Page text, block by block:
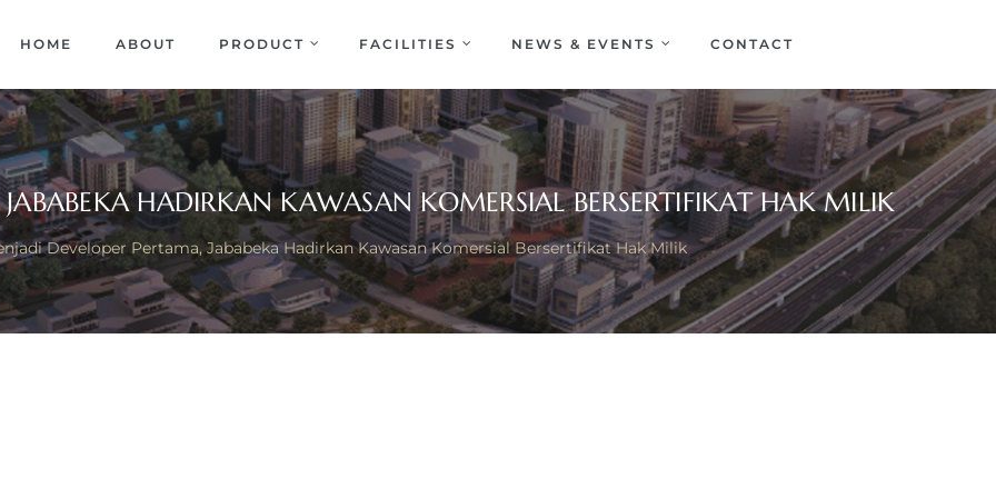
HOME ABOUT PRODUCT FACILITIES NEWS & EVENTS CONTACT
HADIRKAN KAWASAN KOMERSIAL BERSERTIFIKAT HAK MILIK
Developer Pertama, Jababeka Hadirkan Kawasan Komersial Bersertifikat Hak Milik